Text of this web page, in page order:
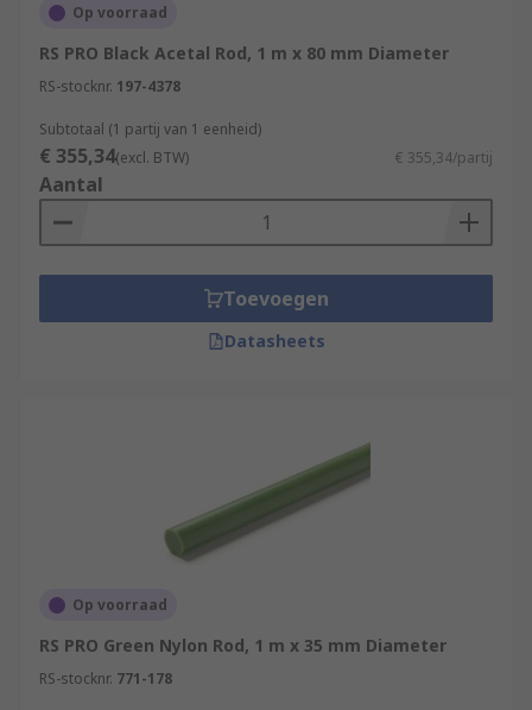
Op voorraad
RS PRO Black Acetal Rod, 1 m x 80 mm Diameter
RS-stocknr. 197-4378
Subtotaal (1 partij van 1 eenheid)
€ 355,34(excl. BTW) € 355,34/partij
Aantal
Toevoegen
Datasheets
Op voorraad
RS PRO Green Nylon Rod, 1 m x 35 mm Diameter
RS-stocknr. 771-178